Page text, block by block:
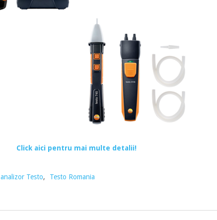
Click aici pentru mai multe detalii!
analizor Testo, Testo Romania